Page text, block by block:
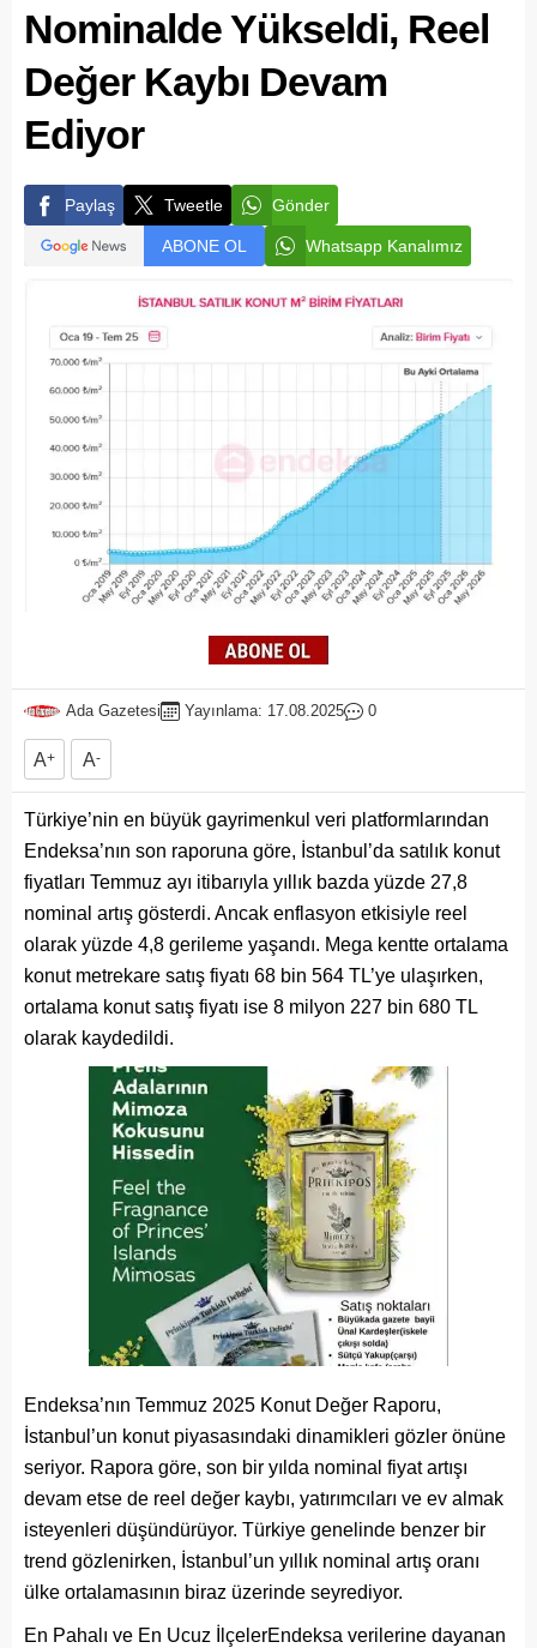
Nominalde Yükseldi, Reel
Değer Kaybı Devam
Ediyor
Paylaş Tweetle Gönder
ABONE OL Whatsapp Kanalımız
Ada Gazetesi Yayınlama: 17.08.2025 0
A+ A-
Türkiye’nin en büyük gayrimenkul veri platformlarından
Endeksa’nın son raporuna göre, İstanbul’da satılık konut
fiyatları Temmuz ayı itibarıyla yıllık bazda yüzde 27,8
nominal artış gösterdi. Ancak enflasyon etkisiyle reel
olarak yüzde 4,8 gerileme yaşandı. Mega kentte ortalama
konut metrekare satış fiyatı 68 bin 564 TL’ye ulaşırken,
ortalama konut satış fiyatı ise 8 milyon 227 bin 680 TL
olarak kaydedildi.
Endeksa’nın Temmuz 2025 Konut Değer Raporu,
İstanbul’un konut piyasasındaki dinamikleri gözler önüne
seriyor. Rapora göre, son bir yılda nominal fiyat artışı
devam etse de reel değer kaybı, yatırımcıları ve ev almak
isteyenleri düşündürüyor. Türkiye genelinde benzer bir
trend gözlenirken, İstanbul’un yıllık nominal artış oranı
ülke ortalamasının biraz üzerinde seyrediyor.
En Pahalı ve En Ucuz İlçelerEndeksa verilerine dayanan